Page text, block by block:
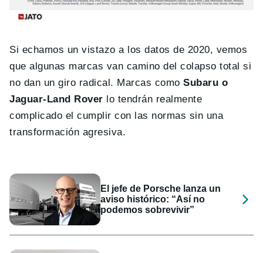
Si echamos un vistazo a los datos de 2020, vemos
que algunas marcas van camino del colapso total si
no dan un giro radical. Marcas comoSubaru o
Jaguar-Land Rover lo tendrán realmente
complicado el cumplir con las normas sin una
transformación agresiva.
El jefe de Porsche lanza un
aviso histórico: “Así no
podemos sobrevivir”